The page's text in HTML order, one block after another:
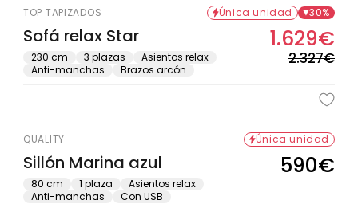
TOP TAPIZADOS Única unidad 30%
Sofá relax Star
230 cm 3 plazas
Asientos relax
Anti-manchas
Brazos arcón
2.327€de
1.629€
QUALITY Única unidad
Sillón Marina azul
80 cm 1 plaza
Asientos relax
Anti-manchas
Con USB
Precio
590€